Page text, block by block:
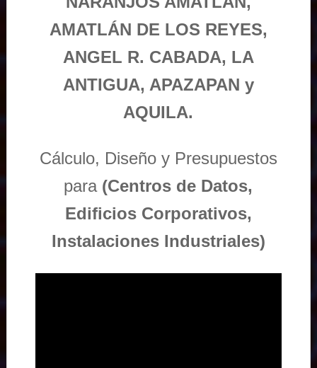
AMATLÁN DE LOS REYES,
ANGEL R. CABADA, LA
ANTIGUA, APAZAPAN y
AQUILA.
Cálculo, Diseño y Presupuestos
para (Centros de Datos,
Edificios Corporativos,
Instalaciones Industriales)